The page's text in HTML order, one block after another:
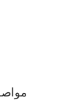
مواصفات